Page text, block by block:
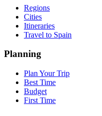
Regions
Cities
Itineraries
Travel to Spain
Planning
Plan Your Trip
Best Time
Budget
First Time